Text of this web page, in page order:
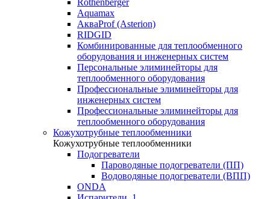
Rothenberger
Aquamax
АкваProf (Asterion)
RIDGID
Комбинированные для теплообменного
оборудования и инженерных систем
Персональные элиминейторы для
теплообменного оборудования
Профессиональные элиминейторы для
инженерных систем
Профессиональные элиминейторы для
теплообменного оборудования
Кожухотрубные теплообменники
Кожухотрубные теплообменники
Подогреватели
Пароводяные подогреватели (ПП)
Водоводяные подогреватели (ВПП)
ONDA